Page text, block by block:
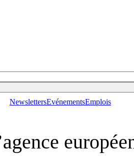
NewslettersEvénementsEmplois